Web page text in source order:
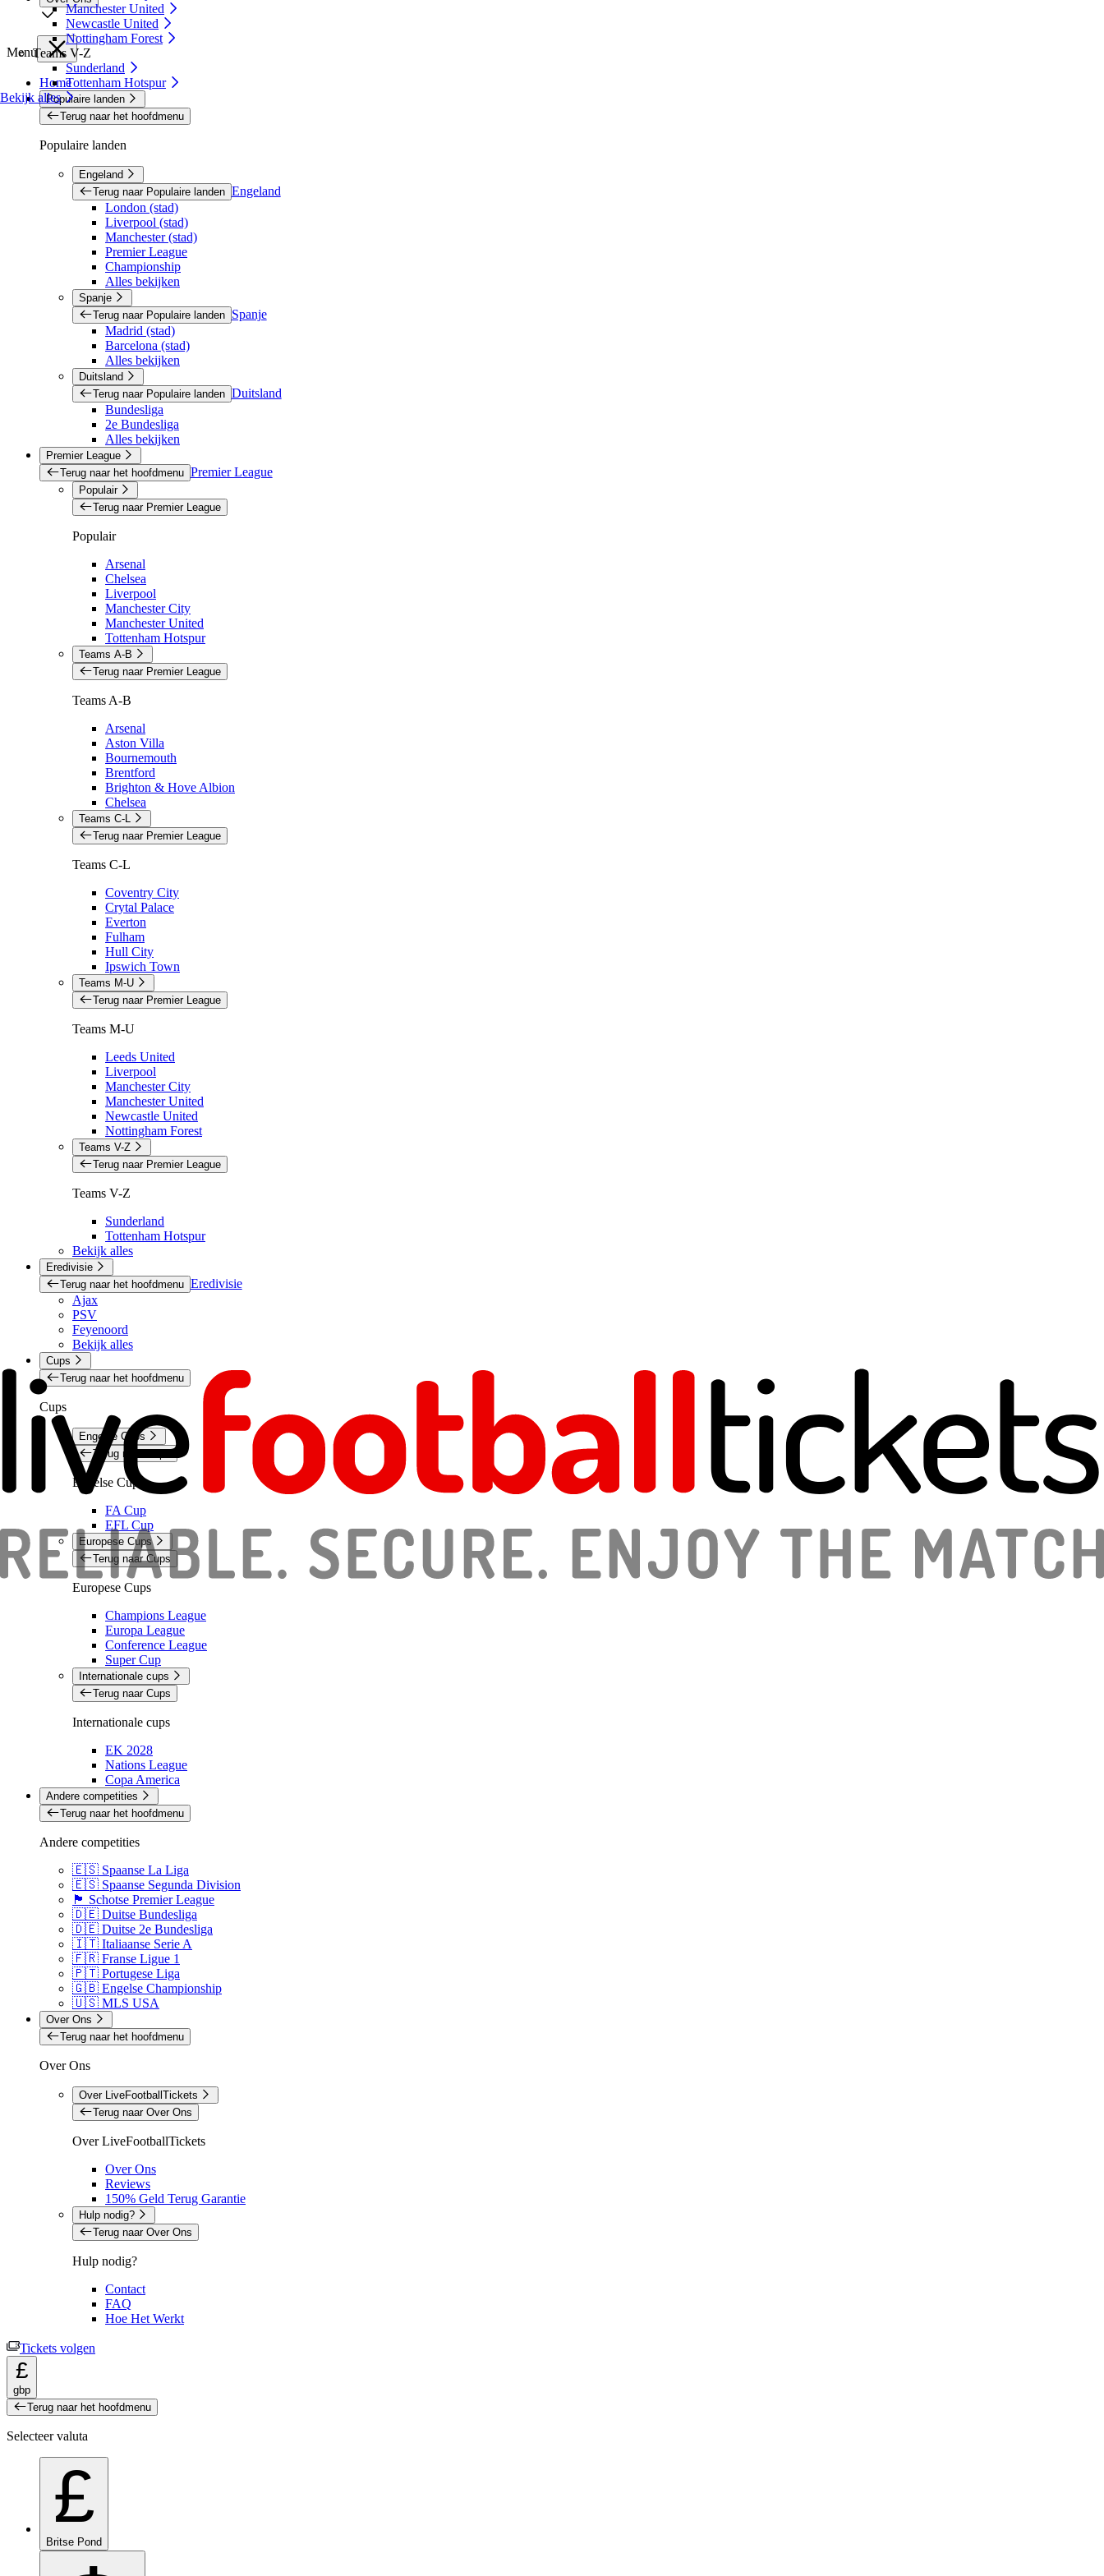
Manchester United
Newcastle United
Nottingham Forest
Teams V-Z
Sunderland
Tottenham Hotspur
Bekijk alles
Menu
Home
Populaire landen
Terug naar het hoofdmenu
Populaire landen
Engeland
Terug naar Populaire landen Engeland
London (stad)
Liverpool (stad)
Manchester (stad)
Premier League
Championship
Alles bekijken
Spanje
Terug naar Populaire landen
Spanje
Madrid (stad)
Barcelona (stad)
Alles bekijken
Duitsland
Terug naar Populaire landen Duitsland
Bundesliga
2e Bundesliga
Alles bekijken
Premier League
Terug naar het hoofdmenu Premier League
Populair
Terug naar Premier League
Populair
Arsenal
Chelsea
Liverpool
Manchester City
Manchester United
Tottenham Hotspur
Teams A-B
Terug naar Premier League
Teams A-B
Arsenal
Aston Villa
Bournemouth
Brentford
Brighton & Hove Albion
Chelsea
Teams C-L
Terug naar Premier League
Teams C-L
Coventry City
Crytal Palace
Everton
Fulham
Hull City
Ipswich Town
Teams M-U
Terug naar Premier League
Teams M-U
Leeds United
Liverpool
Manchester City
Manchester United
Newcastle United
Nottingham Forest
Teams V-Z
Terug naar Premier League
Teams V-Z
Sunderland
Tottenham Hotspur
Bekijk alles
Eredivisie
Terug naar het hoofdmenu Eredivisie
Ajax
PSV
Feyenoord
Bekijk alles
Cups
Terug naar het hoofdmenu
Cups
Engelse Cups
Terug naar Cups
Engelse Cups
FA Cup
EFL Cup
Europese Cups
Terug naar Cups
Europese Cups
Champions League
Europa League
Conference League
Super Cup
Internationale cups
Terug naar Cups
Internationale cups
EK 2028
Nations League
Copa America
Andere competities
Terug naar het hoofdmenu
Andere competities
🇪🇸 Spaanse La Liga
🇪🇸 Spaanse Segunda Division
🏴󠁧󠁢󠁳󠁣󠁴󠁿 Schotse Premier League
🇩🇪 Duitse Bundesliga
🇩🇪 Duitse 2e Bundesliga
🇮🇹 Italiaanse Serie A
🇫🇷 Franse Ligue 1
🇵🇹 Portugese Liga
🇬🇧 Engelse Championship
🇺🇸 MLS USA
Over Ons
Terug naar het hoofdmenu
Over Ons
Over LiveFootballTickets
Terug naar Over Ons
Over LiveFootballTickets
Over Ons
Reviews
150% Geld Terug Garantie
Hulp nodig?
Terug naar Over Ons
Hulp nodig?
Contact
FAQ
Hoe Het Werkt
Tickets volgen
£
gbp
Terug naar het hoofdmenu
Selecteer valuta
£
Britse Pond